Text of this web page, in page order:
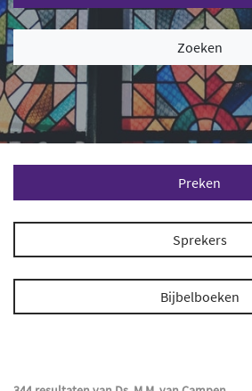
Zoeken
Preken
Sprekers
Bijbelboeken